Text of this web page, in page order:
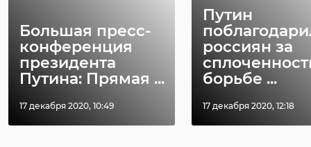
Большая пресс-
конференция
президента
Путина: Прямая ...
17 декабря 2020, 10:49
Путин
россиян за
борьбе ...
17 декабря 2020, 12:18